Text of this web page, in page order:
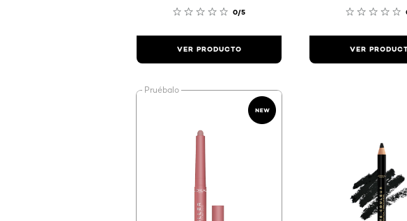
0/5
VER PRODUCTO VER
Pruébalo